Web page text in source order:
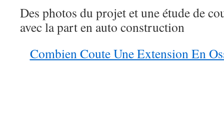
Des photos du projet et une étude de
avec la part en auto construction
Combien Coute Une Extension En